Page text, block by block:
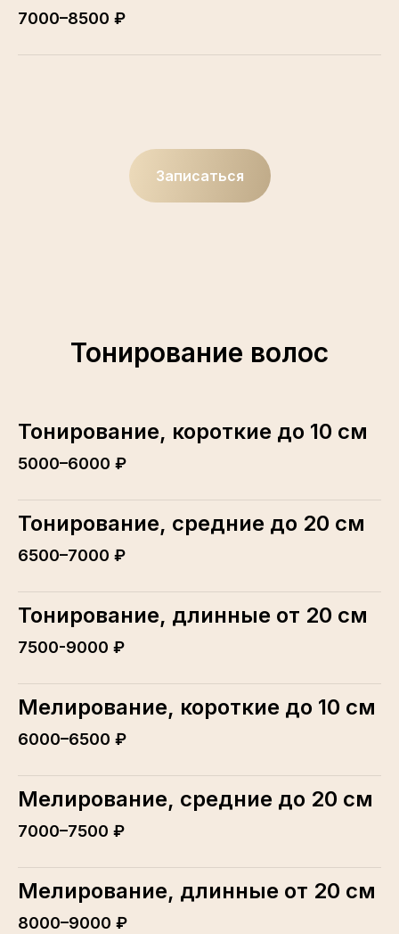
7000–8500 ₽
Записаться
Тонирование волос
Тонирование, короткие до 10 см
5000–6000 ₽
Тонирование, средние до 20 см
6500–7000 ₽
Тонирование, длинные от 20 см
7500-9000 ₽
Мелирование, короткие до 10 см
6000–6500 ₽
Мелирование, средние до 20 см
7000–7500 ₽
Мелирование, длинные от 20 см
8000–9000 ₽